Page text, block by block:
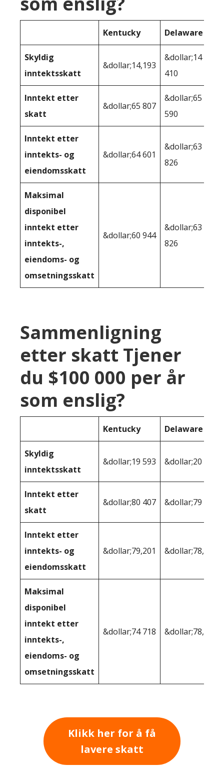
Kentucky Delaware
Skyldig
inntektsskatt
&dollar;14,193
&dollar;14
410
Inntekt etter
skatt
&dollar;65 807
&dollar;65
590
Inntekt etter
inntekts- og
eiendomsskatt
&dollar;64 601
&dollar;63
826
Maksimal
disponibel
inntekt etter
inntekts-,
eiendoms- og
omsetningsskatt
&dollar;60 944
&dollar;63
826
Sammenligning
etter skatt Tjener
du $100 000 per år
som enslig?
Kentucky Delaware
Skyldig
inntektsskatt
&dollar;19 593 &dollar;20 130
Inntekt etter
skatt
&dollar;80 407 &dollar;79 870
Inntekt etter
inntekts- og
eiendomsskatt
&dollar;79,201 &dollar;78,106
Maksimal
disponibel
inntekt etter
inntekts-,
eiendoms- og
omsetningsskatt
&dollar;74 718 &dollar;78,106
Klikk her for å få
lavere skatt